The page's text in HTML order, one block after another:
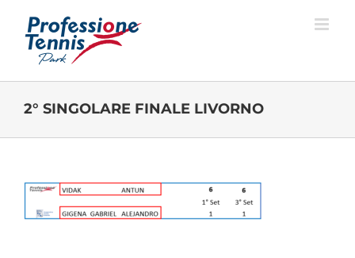
contenuto
2° SINGOLARE FINALE LIVORNO